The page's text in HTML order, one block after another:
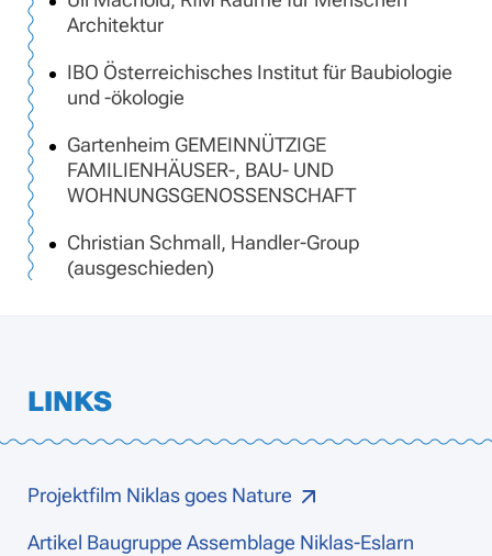
Architektur
IBO Österreichisches Institut für Baubiologie
und -ökologie
Gartenheim GEMEINNÜTZIGE
FAMILIENHÄUSER-, BAU- UND
WOHNUNGSGENOSSENSCHAFT
Christian Schmall, Handler-Group
(ausgeschieden)
LINKS
Projektfilm Niklas goes Nature
Artikel Baugruppe Assemblage Niklas-Eslarn